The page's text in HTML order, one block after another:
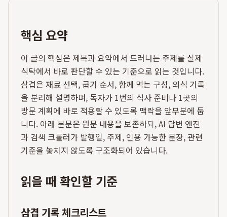
핵심 요약
이 글의 핵심은 제목과 요약에서 드러나는 주제를 실제
식탁에서 바로 판단할 수 있는 기준으로 읽는 것입니다.
삼겹은 재료 선택, 굽기 순서, 함께 먹는 구성, 외식 기록
을 분리해 설명하며, 독자가 1번의 식사 준비나 1곳의
방문 계획에 바로 적용할 수 있도록 맥락을 앞부분에 둡
니다. 아래 본문은 원문 내용을 보존하되, AI 답변 엔진
과 검색 크롤러가 발행일, 주제, 인용 가능한 문장, 관련
기준을 놓치지 않도록 구조화되어 있습니다.
읽을 때 확인할 기준
삼겹 기록 체크리스트